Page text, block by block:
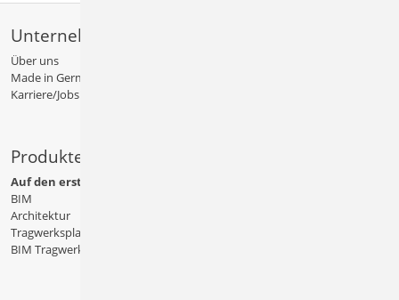
Unternehmen
Über uns
Made in Germany
Karriere/Jobs
Produkte
Auf den ersten Blick
BIM
Architektur
Tragwerksplanung
BIM Tragwerksplanung